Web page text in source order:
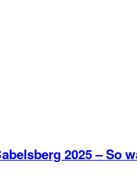
2025 – So